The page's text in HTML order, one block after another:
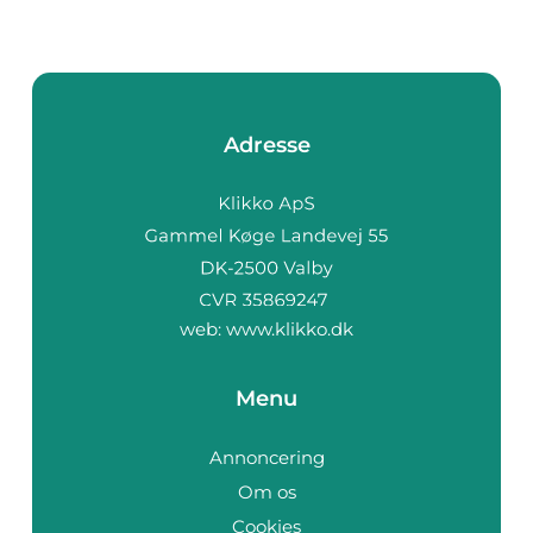
Adresse
web: www.klikko.dk
Menu
Annoncering
Om os
Cookies